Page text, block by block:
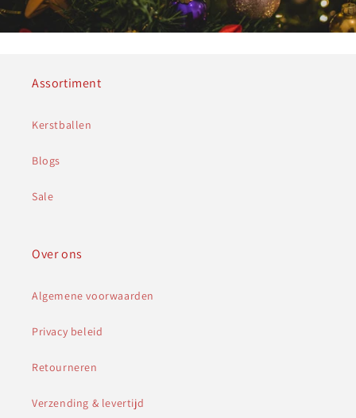
Assortiment
Kerstballen
Blogs
Sale
Over ons
Algemene voorwaarden
Privacy beleid
Retourneren
Verzending & levertijd